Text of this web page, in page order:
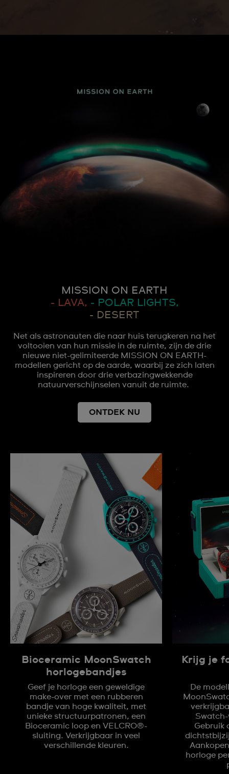
MISSION ON EARTH
- LAVA, - POLAR LIGHTS,
- DESERT
Net als astronauten die naar huis terugkeren na het
voltooien van hun missie in de ruimte, zijn de drie
nieuwe niet-gelimiteerde MISSION ON EARTH-
modellen gericht op de aarde, waarbij ze zich laten
inspireren door drie verbazingwekkende
natuurverschijnselen vanuit de ruimte.
ONTDEK NU
Bioceramic MoonSwatch
horlogebandjes
Geef je horloge een geweldige
make-over met een rubberen
bandje van hoge kwaliteit, met
unieke structuurpatronen, een
Bioceramic loop en VELCRO®-
sluiting. Verkrijgbaar in veel
verschillende kleuren.
Krijg je
De
Gebruik
horloge